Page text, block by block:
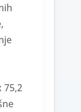
75,2